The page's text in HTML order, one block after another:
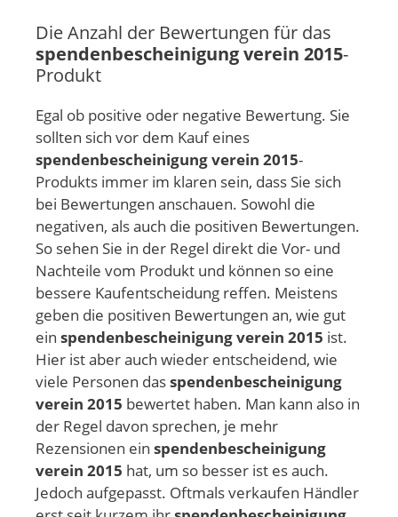
Die Anzahl der Bewertungen für das
spendenbescheinigung verein 2015-
Produkt
Egal ob positive oder negative Bewertung. Sie
sollten sich vor dem Kauf eines
spendenbescheinigung verein 2015-
Produkts immer im klaren sein, dass Sie sich
bei Bewertungen anschauen. Sowohl die
negativen, als auch die positiven Bewertungen.
So sehen Sie in der Regel direkt die Vor- und
Nachteile vom Produkt und können so eine
bessere Kaufentscheidung reffen. Meistens
geben die positiven Bewertungen an, wie gut
ein spendenbescheinigung verein 2015 ist.
Hier ist aber auch wieder entscheidend, wie
viele Personen dasspendenbescheinigung
verein 2015 bewertet haben. Man kann also in
der Regel davon sprechen, je mehr
Rezensionen ein spendenbescheinigung
verein 2015 hat, um so besser ist es auch.
Jedoch aufgepasst. Oftmals verkaufen Händler